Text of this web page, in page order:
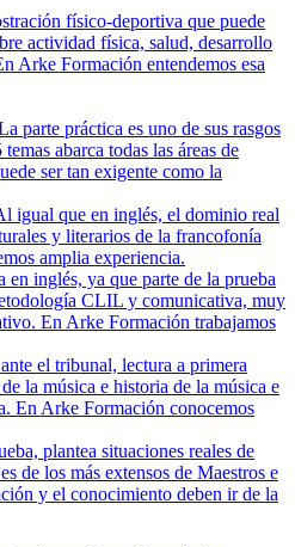
físico-deportiva que puede
actividad física, salud, desarrollo
Arke Formación entendemos esa
parte práctica es uno de sus rasgos
abarca todas las áreas de
ser tan exigente como la
igual que en inglés, el dominio real
y literarios de la francofonía
amplia experiencia.
inglés, ya que parte de la prueba
CLIL y comunicativa, muy
En Arke Formación trabajamos
el tribunal, lectura a primera
la música e historia de la música e
En Arke Formación conocemos
plantea situaciones reales de
de los más extensos de Maestros e
y el conocimiento deben ir de la